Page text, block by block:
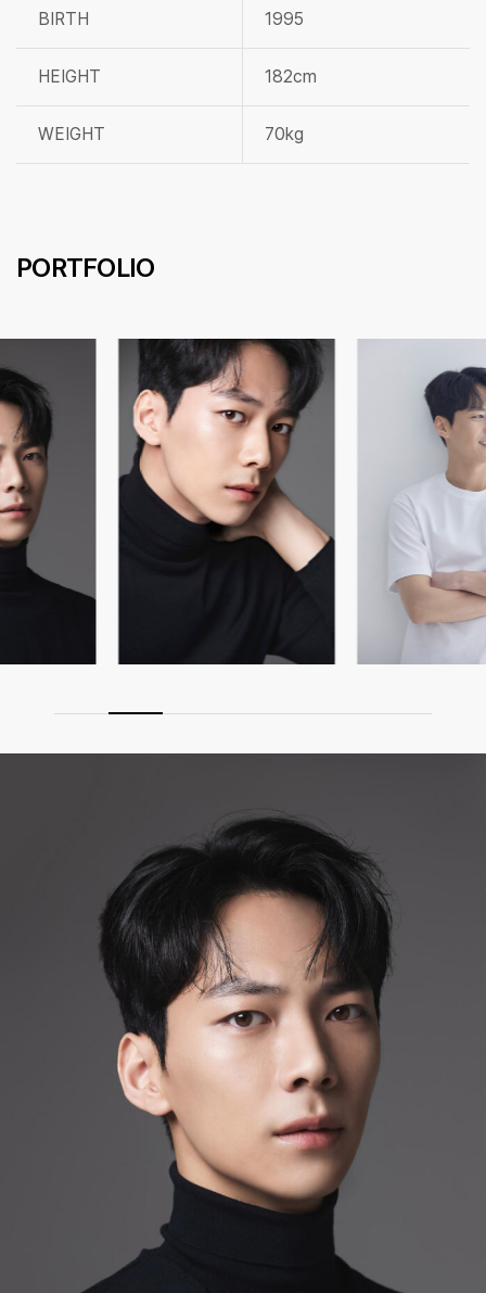
BIRTH 1995
HEIGHT 182cm
WEIGHT 70kg
PORTFOLIO